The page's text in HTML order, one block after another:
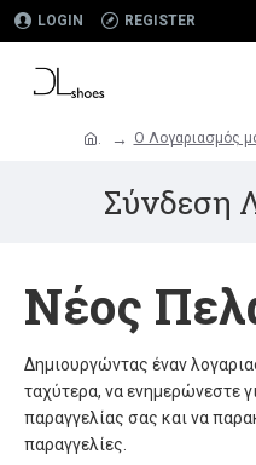
LOGIN REGISTER
. O Λογαριασμός
Σύνδεση
Νέος
Δημιουργώντας έναν
ταχύτερα, να ενημερώνεστε
παραγγελίας σας και να
παραγγελίες.